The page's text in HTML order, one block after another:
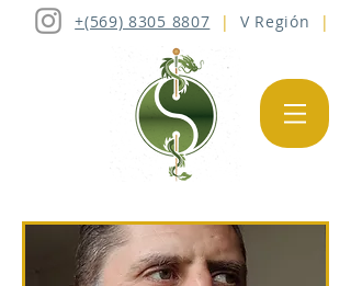
+(569) 8305 8807 | V Región |